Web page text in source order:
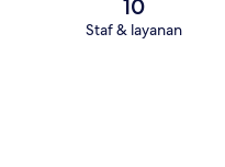
10
Staf & layanan